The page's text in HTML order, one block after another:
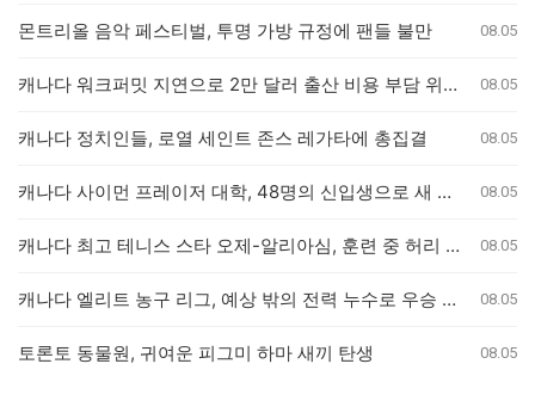
몬트리올 음악 페스티벌, 투명 가방 규정에 팬들 불만 08.05
캐나다 워크퍼밋 지연으로 2만 달러 출산 비용 부담 위기 퀘벡 커플 08.05
캐나다 정치인들, 로열 세인트 존스 레가타에 총집결 08.05
캐나다 사이먼 프레이저 대학, 48명의 신입생으로 새 의과대학 개교 08.05
캐나다 최고 테니스 스타 오제-알리아심, 훈련 중 허리 부상으로 내셔널 오픈 기권 08.05
캐나다 엘리트 농구 리그, 예상 밖의 전력 누수로 우승 경쟁 판도 변화 08.05
토론토 동물원, 귀여운 피그미 하마 새끼 탄생 08.05